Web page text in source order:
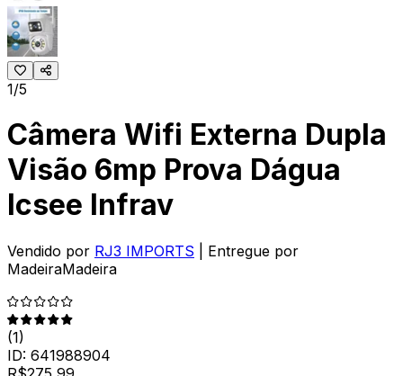
1/5
Câmera Wifi Externa Dupla
Visão 6mp Prova Dágua
Icsee Infrav
Vendido por RJ3 IMPORTS
| Entregue por
MadeiraMadeira
(1)
ID: 641988904